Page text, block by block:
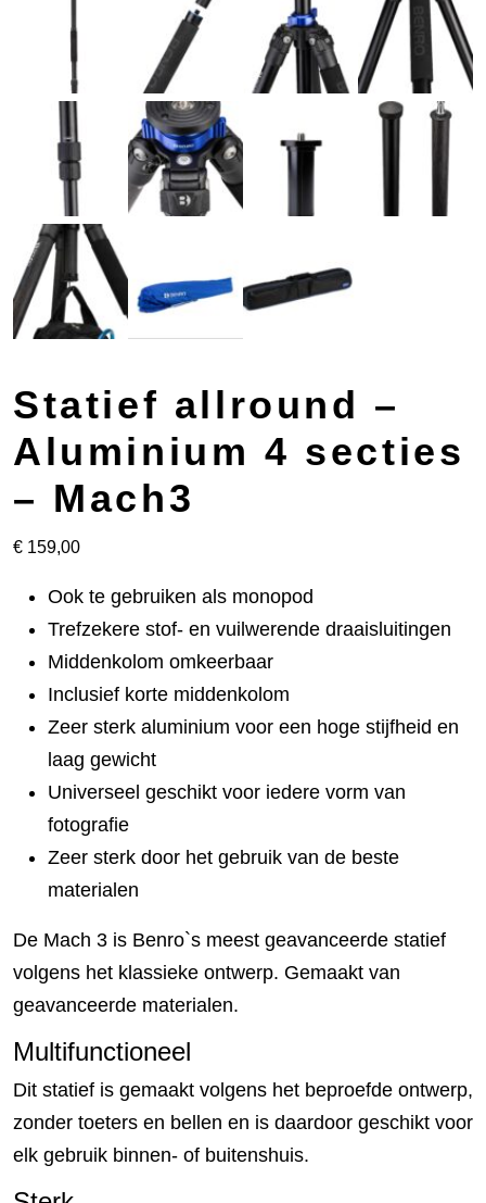
Statief allround –
Aluminium 4 secties
– Mach3
€ 159,00
Ook te gebruiken als monopod
Trefzekere stof- en vuilwerende draaisluitingen
Middenkolom omkeerbaar
Inclusief korte middenkolom
Zeer sterk aluminium voor een hoge stijfheid en
laag gewicht
Universeel geschikt voor iedere vorm van
fotografie
Zeer sterk door het gebruik van de beste
materialen
De Mach 3 is Benro`s meest geavanceerde statief
volgens het klassieke ontwerp. Gemaakt van
geavanceerde materialen.
Multifunctioneel
Dit statief is gemaakt volgens het beproefde ontwerp,
zonder toeters en bellen en is daardoor geschikt voor
elk gebruik binnen- of buitenshuis.